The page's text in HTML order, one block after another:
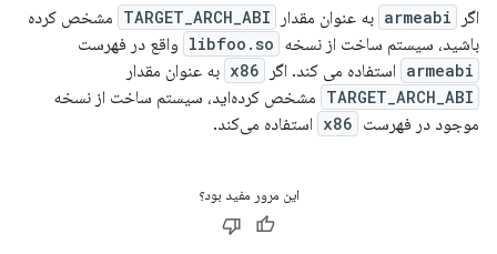
اگر armeabi به عنوان مقدار TARGET_ARCH_ABI مشخص کرده
باشید، سیستم ساخت از نسخه libfoo.so واقع در فهرست
armeabi استفاده می کند. اگر x86 به عنوان مقدار
TARGET_ARCH_ABI مشخص کرده‌اید، سیستم ساخت از نسخه
موجود در فهرست x86 استفاده می‌کند.
این مرور مفید بود؟